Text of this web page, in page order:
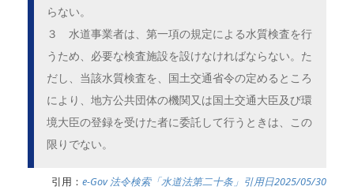
らない。
３ 水道事業者は、第一項の規定による水質検査を行
うため、必要な検査施設を設けなければならない。た
だし、当該水質検査を、国土交通省令の定めるところ
により、地方公共団体の機関又は国土交通大臣及び環
境大臣の登録を受けた者に委託して行うときは、この
限りでない。
引用： e-Gov 法令検索「水道法第二十条」引用日2025/05/30